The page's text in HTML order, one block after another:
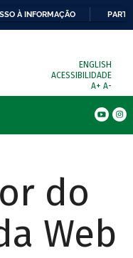
À INFORMAÇÃO
ENGLISH
ACESSIBILIDADE
A+ A-
do
Web